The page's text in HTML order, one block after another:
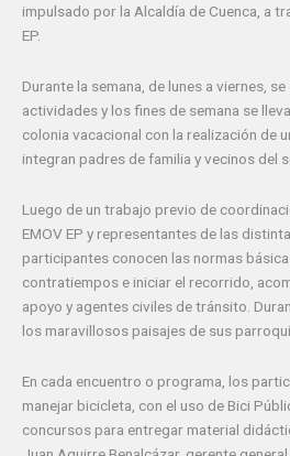
impulsado por la Alcaldía de Cuenca, a
EP.
Durante la semana, de lunes a viernes,
actividades y los fines de semana se
colonia vacacional con la realización de
integran padres de familia y vecinos del
Luego de un trabajo previo de
EMOV EP y representantes de las
participantes conocen las normas
contratiempos e iniciar el recorrido,
apoyo y agentes civiles de tránsito.
los maravillosos paisajes de sus
En cada encuentro o programa, los
manejar bicicleta, con el uso de Bici
concursos para entregar material